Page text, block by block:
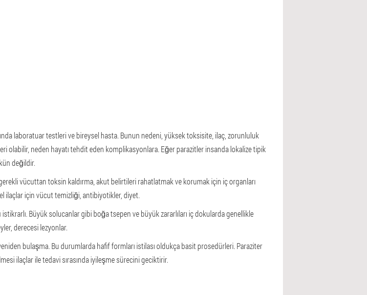
laboratuar testleri ve bireysel hasta. Bunun nedeni, yüksek toksisite, ilaç, zorunluluk
olabilir, neden hayatı tehdit eden komplikasyonlara. Eğer parazitler insanda lokalize tipik
değildir.
vücuttan toksin kaldırma, akut belirtileri rahatlatmak ve korumak için iç organları
ilaçlar için vücut temizliği, antibiyotikler, diyet.
Büyük solucanlar gibi boğa tsepen ve büyük zararlıları iç dokularda genellikle
derecesi lezyonlar.
bulaşma. Bu durumlarda hafif formları istilası oldukça basit prosedürleri. Paraziter
ilaçlar ile tedavi sırasında iyileşme sürecini geciktirir.